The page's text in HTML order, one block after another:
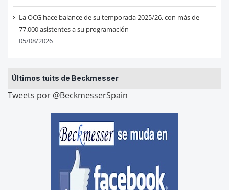
La OCG hace balance de su temporada 2025/26, con más de
77.000 asistentes a su programación
05/08/2026
Últimos tuits de Beckmesser
Tweets por @BeckmesserSpain